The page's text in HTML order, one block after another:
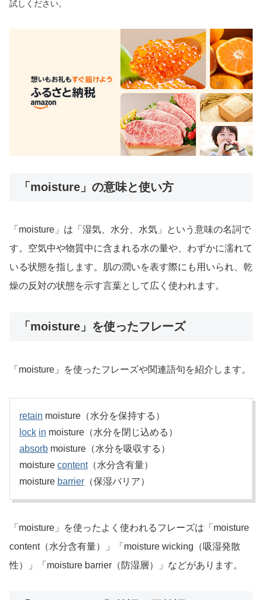
試しください。
「moisture」の意味と使い方
「moisture」は「湿気、水分、水気」という意味の名詞で
す。空気中や物質中に含まれる水の量や、わずかに濡れて
いる状態を指します。肌の潤いを表す際にも用いられ、乾
燥の反対の状態を示す言葉として広く使われます。
「moisture」を使ったフレーズ
「moisture」を使ったフレーズや関連語句を紹介します。
retain moisture（水分を保持する）
lock in moisture（水分を閉じ込める）
absorb moisture（水分を吸収する）
moisture content（水分含有量）
moisture barrier （保湿バリア）
「moisture」を使ったよく使われるフレーズは「moisture
content（水分含有量）」「moisture wicking（吸湿発散
性）」「moisture barrier（防湿層）」などがあります。